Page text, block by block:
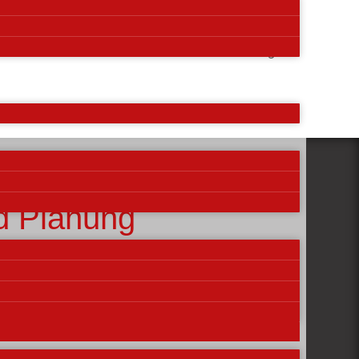
Planung
regelmäßig Schulungen
neues Bad, haben aber noch Frage zur